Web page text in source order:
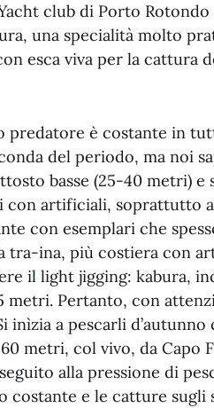
club di Porto
una specialità molto
esca viva per la cattura
predatore è costante in
del periodo, ma noi
basse (25-40 metri) e
artificiali, soprattutto
con esemplari che
tra-ina, più costiera con
il light jigging: kabura,
metri. Pertanto, con
a pescarli d’autunno
metri, col vivo, da Capo
alla pressione di
e le catture sugli